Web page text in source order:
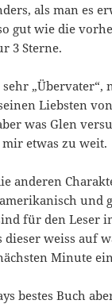
als man es
gut wie die
3 Sterne.
„Übervater“,
Liebsten
was Glen
etwas zu weit.
anderen
und
für den Leser
dieser weiss auf
Minute
bestes Buch